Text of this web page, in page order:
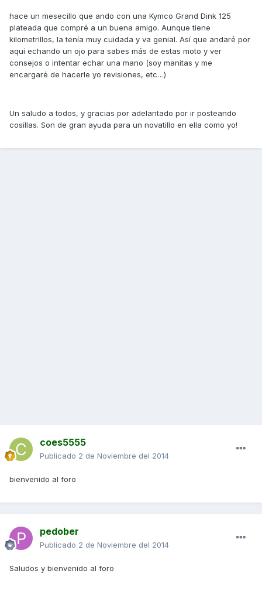
hace un mesecillo que ando con una Kymco Grand Dink 125
plateada que compré a un buena amigo. Aunque tiene
kilometrillos, la tenía muy cuidada y va genial. Así que andaré por
aquí echando un ojo para sabes más de estas moto y ver
consejos o intentar echar una mano (soy manitas y me
encargaré de hacerle yo revisiones, etc…)
Un saludo a todos, y gracias por adelantado por ir posteando
cosillas. Son de gran ayuda para un novatillo en ella como yo!
coes5555
Publicado 2 de Noviembre del 2014
bienvenido al foro
pedober
Publicado 2 de Noviembre del 2014
Saludos y bienvenido al foro